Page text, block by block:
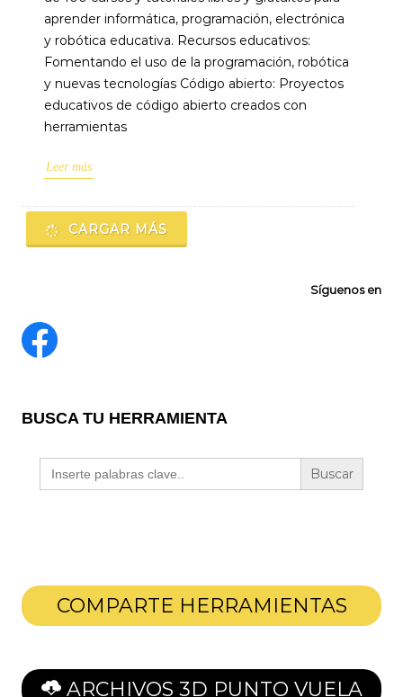
aprender informática, programación, electrónica
y robótica educativa. Recursos educativos:
Fomentando el uso de la programación, robótica
y nuevas tecnologías Código abierto: Proyectos
educativos de código abierto creados con
herramientas
Leer más
CARGAR MÁS
Síguenos en
BUSCA TU HERRAMIENTA
Buscar:
COMPARTE HERRAMIENTAS
ARCHIVOS 3D PUNTO VUELA